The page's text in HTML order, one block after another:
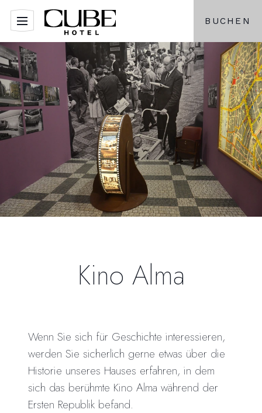
BUCHEN
Kino Alma
Wenn Sie sich für Geschichte interessieren,
werden Sie sicherlich gerne etwas über die
Historie unseres Hauses erfahren, in dem
sich das berühmte Kino Alma während der
Ersten Republik befand.